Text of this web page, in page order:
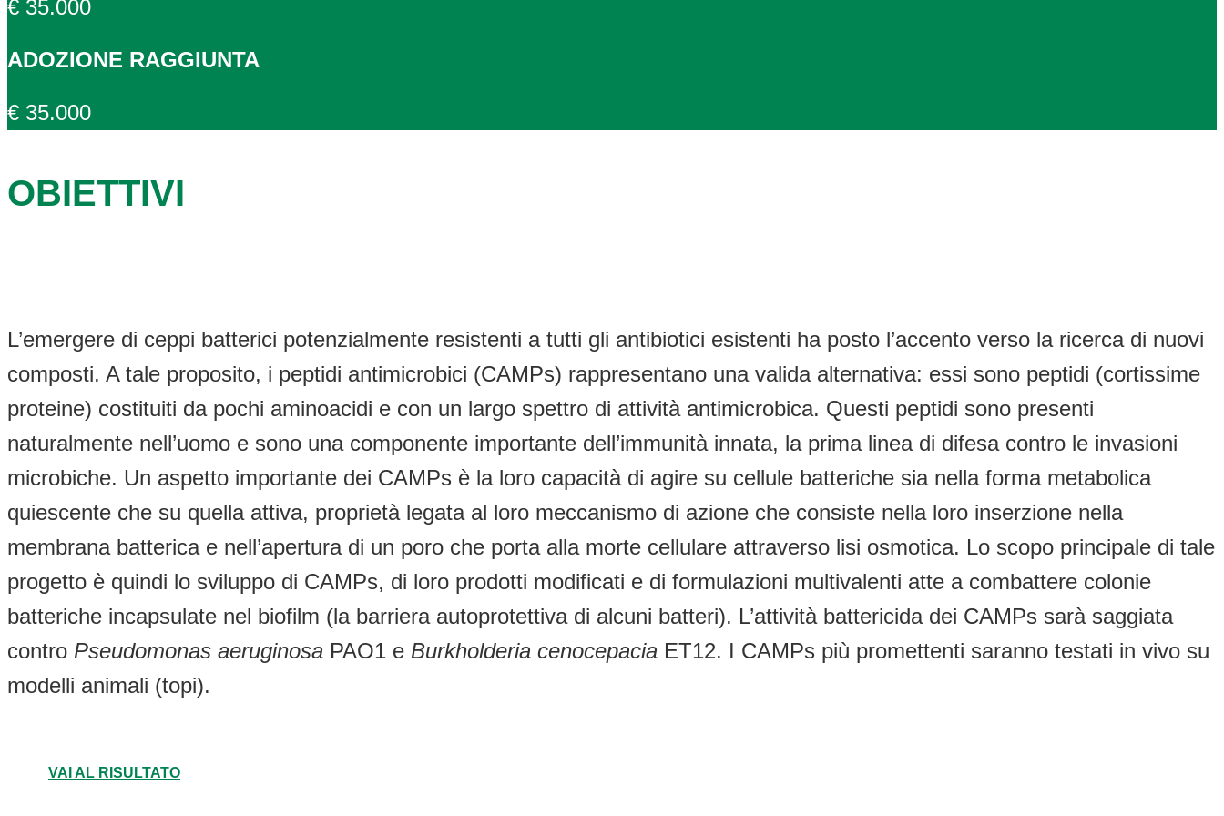
€ 35.000
ADOZIONE RAGGIUNTA
€ 35.000
OBIETTIVI
L’emergere di ceppi batterici potenzialmente resistenti a tutti gli antibiotici esistenti ha posto l’accento verso la ricerca di nuovi
composti. A tale proposito, i peptidi antimicrobici (CAMPs) rappresentano una valida alternativa: essi sono peptidi (cortissime
proteine) costituiti da pochi aminoacidi e con un largo spettro di attività antimicrobica. Questi peptidi sono presenti
naturalmente nell’uomo e sono una componente importante dell’immunità innata, la prima linea di difesa contro le invasioni
microbiche. Un aspetto importante dei CAMPs è la loro capacità di agire su cellule batteriche sia nella forma metabolica
quiescente che su quella attiva, proprietà legata al loro meccanismo di azione che consiste nella loro inserzione nella
membrana batterica e nell’apertura di un poro che porta alla morte cellulare attraverso lisi osmotica. Lo scopo principale di tale
progetto è quindi lo sviluppo di CAMPs, di loro prodotti modificati e di formulazioni multivalenti atte a combattere colonie
batteriche incapsulate nel biofilm (la barriera autoprotettiva di alcuni batteri). L’attività battericida dei CAMPs sarà saggiata
contro Pseudomonas aeruginosa PAO1 e Burkholderia cenocepacia ET12. I CAMPs più promettenti saranno testati in vivo su
modelli animali (topi).
VAI AL RISULTATO